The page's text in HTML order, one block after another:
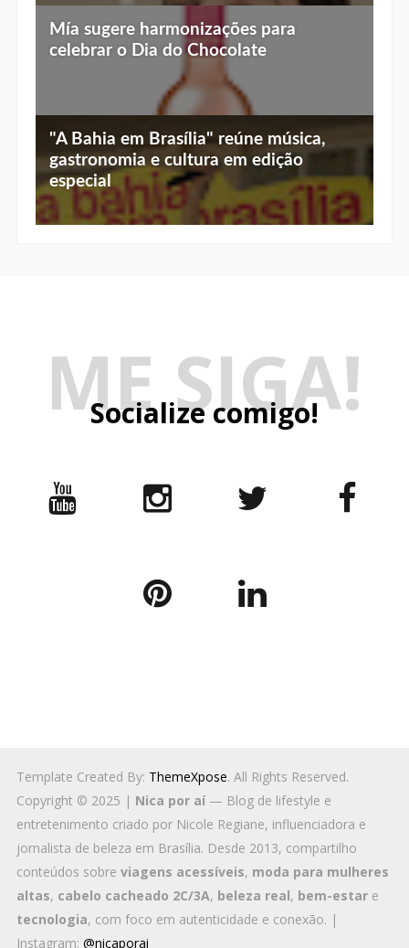
Mía sugere harmonizações para
celebrar o Dia do Chocolate
"A Bahia em Brasília" reúne música,
gastronomia e cultura em edição
especial
ME SIGA!
Socialize comigo!
Template Created By: ThemeXpose. All Rights Reserved.
Copyright © 2025 | Nica por aí— Blog de lifestyle e
entretenimento criado por Nicole Regiane, influenciadora e
jornalista de beleza em Brasília. Desde 2013, compartilho
conteúdos sobre viagens acessíveis, moda para mulheres
altas, cabelo cacheado 2C/3A, beleza real, bem-estare
tecnologia, com foco em autenticidade e conexão. |
Instagram: @nicaporai